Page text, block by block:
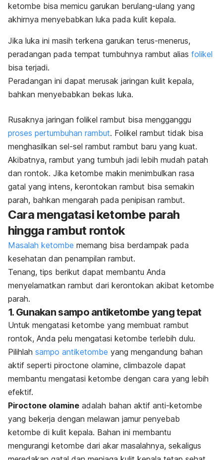
ketombe bisa memicu garukan berulang-ulang yang
akhirnya menyebabkan luka pada kulit kepala.
Jika luka ini masih terkena garukan terus-menerus,
peradangan pada tempat tumbuhnya rambut alias folikel
bisa terjadi.
Peradangan ini dapat merusak jaringan kulit kepala,
bahkan menyebabkan bekas luka.
Rusaknya jaringan folikel rambut bisa mengganggu
proses pertumbuhan rambut. Folikel rambut tidak bisa
menghasilkan sel-sel rambut rambut baru yang kuat.
Akibatnya, rambut yang tumbuh jadi lebih mudah patah
dan rontok. Jika ketombe makin menimbulkan rasa
gatal yang intens, kerontokan rambut bisa semakin
parah, bahkan mengarah pada penipisan rambut.
Cara mengatasi ketombe parah
hingga rambut rontok
Masalah ketombe memang bisa berdampak pada
kesehatan dan penampilan rambut.
Tenang, tips berikut dapat membantu Anda
menyelamatkan rambut dari kerontokan akibat ketombe
parah.
1. Gunakan sampo antiketombe yang tepat
Untuk mengatasi ketombe yang membuat rambut
rontok, Anda pelu mengatasi ketombe terlebih dulu.
Pilihlah sampo antiketombe yang mengandung bahan
aktif seperti piroctone olamine, climbazole dapat
membantu mengatasi ketombe dengan cara yang lebih
efektif.
Piroctone olamine adalah bahan aktif anti-ketombe
yang bekerja dengan melawan jamur penyebab
ketombe di kulit kepala. Bahan ini membantu
mengurangi ketombe dari akar masalahnya, sekaligus